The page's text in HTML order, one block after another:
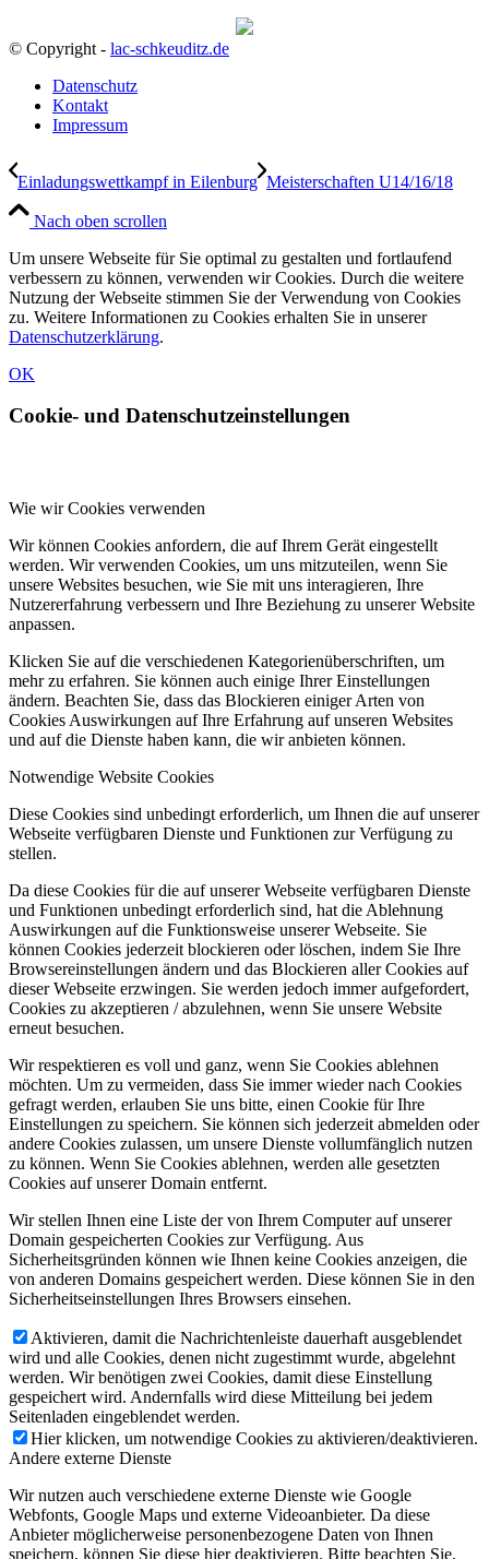
© Copyright - lac-schkeuditz.de
Datenschutz
Kontakt
Impressum
Einladungswettkampf in Eilenburg Meisterschaften U14/16/18
Nach oben scrollen
Um unsere Webseite für Sie optimal zu gestalten und fortlaufend
verbessern zu können, verwenden wir Cookies. Durch die weitere
Nutzung der Webseite stimmen Sie der Verwendung von Cookies
zu. Weitere Informationen zu Cookies erhalten Sie in unserer
Datenschutzerklärung.
OK
Cookie- und Datenschutzeinstellungen
Wie wir Cookies verwenden
Wir können Cookies anfordern, die auf Ihrem Gerät eingestellt
werden. Wir verwenden Cookies, um uns mitzuteilen, wenn Sie
unsere Websites besuchen, wie Sie mit uns interagieren, Ihre
Nutzererfahrung verbessern und Ihre Beziehung zu unserer Website
anpassen.
Klicken Sie auf die verschiedenen Kategorienüberschriften, um
mehr zu erfahren. Sie können auch einige Ihrer Einstellungen
ändern. Beachten Sie, dass das Blockieren einiger Arten von
Cookies Auswirkungen auf Ihre Erfahrung auf unseren Websites
und auf die Dienste haben kann, die wir anbieten können.
Notwendige Website Cookies
Diese Cookies sind unbedingt erforderlich, um Ihnen die auf unserer
Webseite verfügbaren Dienste und Funktionen zur Verfügung zu
stellen.
Da diese Cookies für die auf unserer Webseite verfügbaren Dienste
und Funktionen unbedingt erforderlich sind, hat die Ablehnung
Auswirkungen auf die Funktionsweise unserer Webseite. Sie
können Cookies jederzeit blockieren oder löschen, indem Sie Ihre
Browsereinstellungen ändern und das Blockieren aller Cookies auf
dieser Webseite erzwingen. Sie werden jedoch immer aufgefordert,
Cookies zu akzeptieren / abzulehnen, wenn Sie unsere Website
erneut besuchen.
Wir respektieren es voll und ganz, wenn Sie Cookies ablehnen
möchten. Um zu vermeiden, dass Sie immer wieder nach Cookies
gefragt werden, erlauben Sie uns bitte, einen Cookie für Ihre
Einstellungen zu speichern. Sie können sich jederzeit abmelden oder
andere Cookies zulassen, um unsere Dienste vollumfänglich nutzen
zu können. Wenn Sie Cookies ablehnen, werden alle gesetzten
Cookies auf unserer Domain entfernt.
Wir stellen Ihnen eine Liste der von Ihrem Computer auf unserer
Domain gespeicherten Cookies zur Verfügung. Aus
Sicherheitsgründen können wie Ihnen keine Cookies anzeigen, die
von anderen Domains gespeichert werden. Diese können Sie in den
Sicherheitseinstellungen Ihres Browsers einsehen.
Aktivieren, damit die Nachrichtenleiste dauerhaft ausgeblendet
wird und alle Cookies, denen nicht zugestimmt wurde, abgelehnt
werden. Wir benötigen zwei Cookies, damit diese Einstellung
gespeichert wird. Andernfalls wird diese Mitteilung bei jedem
Seitenladen eingeblendet werden.
Hier klicken, um notwendige Cookies zu aktivieren/deaktivieren.
Andere externe Dienste
Wir nutzen auch verschiedene externe Dienste wie Google
Webfonts, Google Maps und externe Videoanbieter. Da diese
Anbieter möglicherweise personenbezogene Daten von Ihnen
speichern, können Sie diese hier deaktivieren. Bitte beachten Sie,